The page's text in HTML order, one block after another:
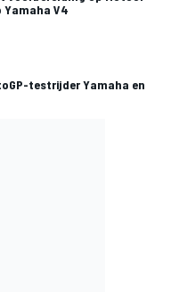
V4
testrijder Yamaha en